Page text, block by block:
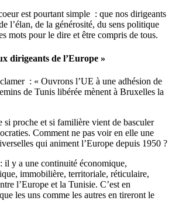
est pourtant simple : que nos dirigeants
l’élan, de la générosité, du sens politique
mots pour le dire et être compris de tous.
dirigeants de l’Europe »
: « Ouvrons l’UE à une adhésion de
de Tunis libérée mènent à Bruxelles la
si proche et si familière vient de basculer
Comment ne pas voir en elle une
qui animent l’Europe depuis 1950 ?
il y a une continuité économique,
immobilière, territoriale, réticulaire,
l’Europe et la Tunisie. C’est en
les uns comme les autres en tireront le